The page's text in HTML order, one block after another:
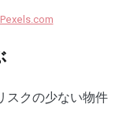
Pexels.com
スクの少ない物件